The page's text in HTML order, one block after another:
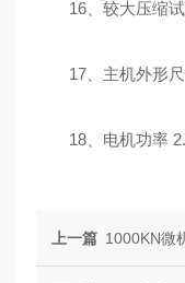
16、较大压缩试
17、主机外形尺
18、电机功率
上一篇 1000KN微